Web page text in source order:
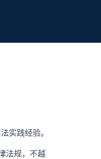
实践经验。
法规，不越